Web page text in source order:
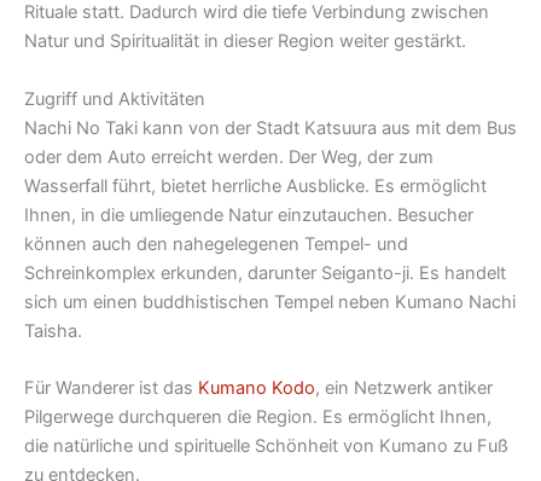
Rituale statt. Dadurch wird die tiefe Verbindung zwischen
Natur und Spiritualität in dieser Region weiter gestärkt.
Zugriff und Aktivitäten
Nachi No Taki kann von der Stadt Katsuura aus mit dem Bus
oder dem Auto erreicht werden. Der Weg, der zum
Wasserfall führt, bietet herrliche Ausblicke. Es ermöglicht
Ihnen, in die umliegende Natur einzutauchen. Besucher
können auch den nahegelegenen Tempel- und
Schreinkomplex erkunden, darunter Seiganto-ji. Es handelt
sich um einen buddhistischen Tempel neben Kumano Nachi
Taisha.
Für Wanderer ist das Kumano Kodo, ein Netzwerk antiker
Pilgerwege durchqueren die Region. Es ermöglicht Ihnen,
die natürliche und spirituelle Schönheit von Kumano zu Fuß
zu entdecken.